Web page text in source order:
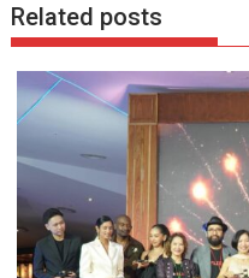
Related posts